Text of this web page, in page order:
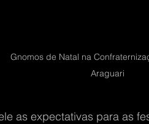
Gnomos de Natal na
Araguari
as expectativas para as